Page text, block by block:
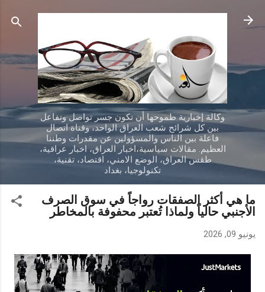
التخطي إلى المحتوى الرئيسي
وكالة إخبارية طموحها أن تكون جسر تواصل وتفاعل
بين كل شرائح شعب العراق الواحد، وقناة اتصال
فاعلة بين الناس والمسؤولين عن مقدرات وطننا
العظيم. مقالات سياسية،اخبار العراق، اخبار عراقية،
طقس العراق، الوضع الامني، اقتصاد، تقنية،
تكنولوجيا، بغداد
ما هي أكثر الصفقات رواجاً في سوق الصرف
الأجنبي حالياً ولماذا تُعتبر محفوفة بالمخاطر
يونيو 09, 2026